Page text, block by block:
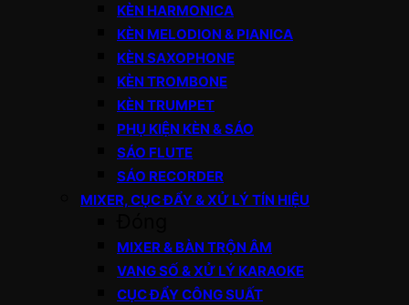
KÈN HARMONICA
KÈN MELODION & PIANICA
KÈN SAXOPHONE
KÈN TROMBONE
KÈN TRUMPET
PHỤ KIỆN KÈN & SÁO
SÁO FLUTE
SÁO RECORDER
MIXER, CỤC ĐẨY & XỬ LÝ TÍN HIỆU
MIXER & BÀN TRỘN ÂM
VANG SỐ & XỬ LÝ KARAOKE
CỤC ĐẨY CÔNG SUẤT